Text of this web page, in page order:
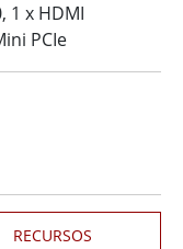
1 x HDMI
PCIe
RECURSOS